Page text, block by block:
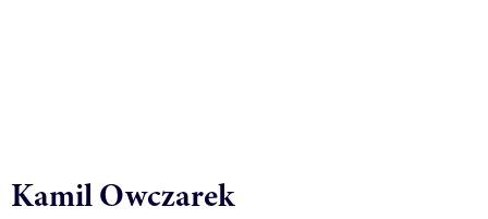
Kamil Owczarek